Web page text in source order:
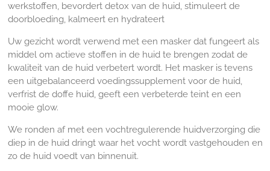
werkstoffen, bevordert detox van de huid, stimuleert de
doorbloeding, kalmeert en hydrateert
Uw gezicht wordt verwend met een masker dat fungeert als
middel om actieve stoffen in de huid te brengen zodat de
kwaliteit van de huid verbetert wordt. Het masker is tevens
een uitgebalanceerd voedingssupplement voor de huid,
verfrist de doffe huid, geeft een verbeterde teint en een
mooie glow.
We ronden af met een vochtregulerende huidverzorging die
diep in de huid dringt waar het vocht wordt vastgehouden en
zo de huid voedt van binnenuit.